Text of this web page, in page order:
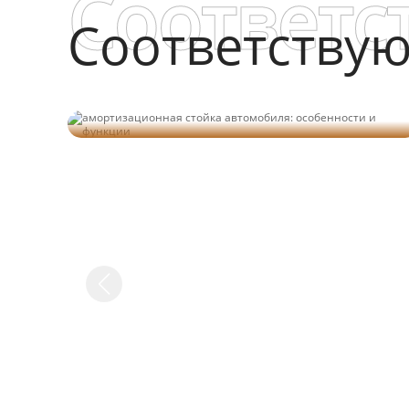
амортизационная стойка автомобиля: